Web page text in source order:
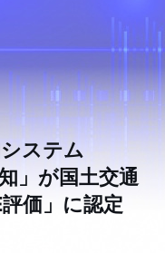
ステム
」が国土交通
価」に認定